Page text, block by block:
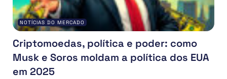
NOTÍCIAS DO MERCADO
Criptomoedas, política e poder: como
Musk e Soros moldam a política dos EUA
em 2025